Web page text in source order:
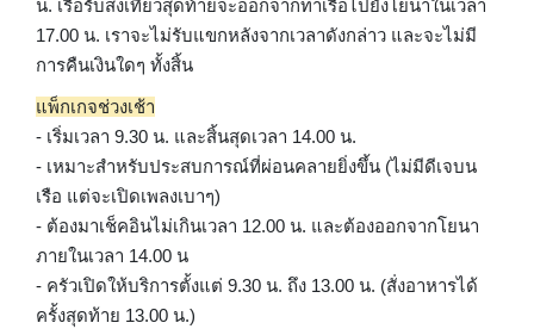
น. เรือรับส่งเที่ยวสุดท้ายจะออกจากท่าเรือไปยังโยนาในเวลา
17.00 น. เราจะไม่รับแขกหลังจากเวลาดังกล่าว และจะไม่มี
การคืนเงินใดๆ ทั้งสิ้น
แพ็กเกจช่วงเช้า
- เริ่มเวลา 9.30 น. และสิ้นสุดเวลา 14.00 น.
- เหมาะสำหรับประสบการณ์ที่ผ่อนคลายยิ่งขึ้น (ไม่มีดีเจบน
เรือ แต่จะเปิดเพลงเบาๆ)
- ต้องมาเช็คอินไม่เกินเวลา 12.00 น. และต้องออกจากโยนา
ภายในเวลา 14.00 น
- ครัวเปิดให้บริการตั้งแต่ 9.30 น. ถึง 13.00 น. (สั่งอาหารได้
ครั้งสุดท้าย 13.00 น.)